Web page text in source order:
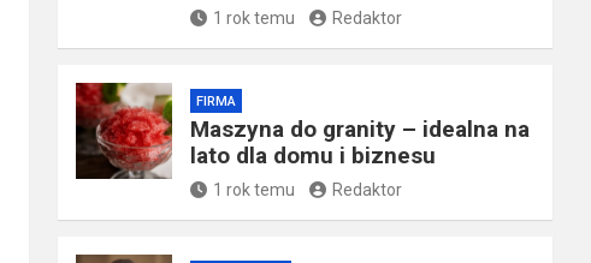
1 rok temu Redaktor
FIRMA
​Maszyna do granity – idealna na
lato dla domu i biznesu
1 rok temu Redaktor